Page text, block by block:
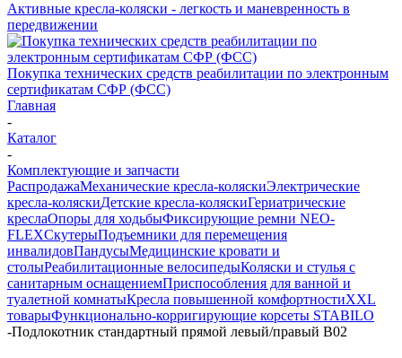
Активные кресла-коляски - легкость и маневренность в
передвижении
Покупка технических средств реабилитации по электронным
сертификатам СФР (ФСС)
Главная
-
Каталог
-
Комплектующие и запчасти
РаспродажаМеханические кресла-коляскиЭлектрические
кресла-коляскиДетские кресла-коляскиГериатрические
креслаОпоры для ходьбыФиксирующие ремни NEO-
FLEXСкутерыПодъемники для перемещения
инвалидовПандусыМедицинские кровати и
столыРеабилитационные велосипедыКоляски и стулья с
санитарным оснащениемПриспособления для ванной и
туалетной комнатыКресла повышенной комфортностиXXL
товарыФункционально-корригирующие корсеты STABILO
-Подлокотник стандартный прямой левый/правый B02